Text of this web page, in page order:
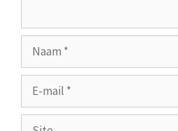
mail
Site